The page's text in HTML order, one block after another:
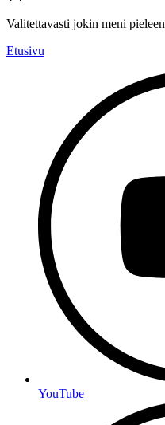
Valitettavasti jokin meni pieleen
Etusivu
YouTube